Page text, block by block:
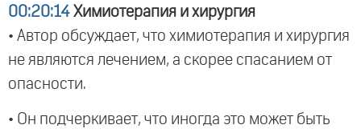
00:20:14 Химиотерапия и хирургия
• Автор обсуждает, что химиотерапия и хирургия
не являются лечением, а скорее спасанием от
опасности.
• Он подчеркивает, что иногда это может быть